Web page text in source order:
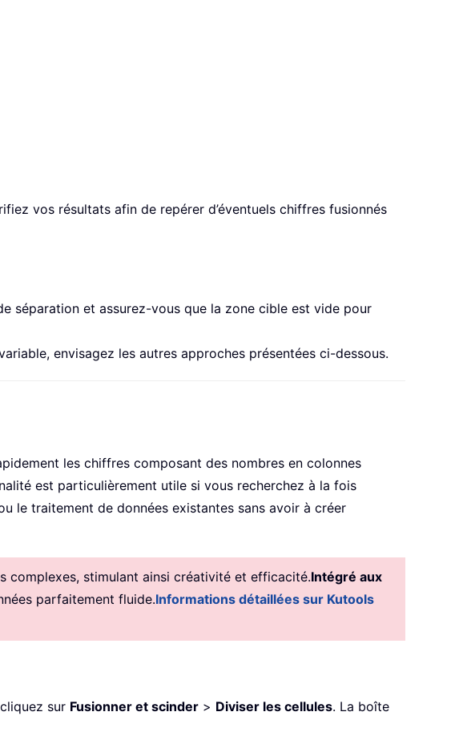
vos résultats afin de repérer d’éventuels chiffres fusionnés
séparation et assurez-vous que la zone cible est vide pour
envisagez les autres approches présentées ci-dessous.
les chiffres composant des nombres en colonnes
est particulièrement utile si vous recherchez à la fois
le traitement de données existantes sans avoir à créer
complexes, stimulant ainsi créativité et efficacité.Intégré aux
parfaitement fluide.Informations détaillées sur Kutools
sur Fusionner et scinder > Diviser les cellules. La boîte